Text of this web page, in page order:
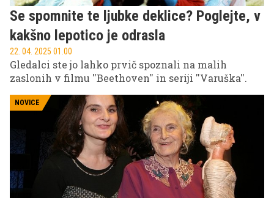
Se spomnite te ljubke deklice? Poglejte, v
kakšno lepotico je odrasla
22. 04. 2025 01.00
Gledalci ste jo lahko prvič spoznali na malih
zaslonih v filmu ''Beethoven'' in seriji ''Varuška''.
NOVICE